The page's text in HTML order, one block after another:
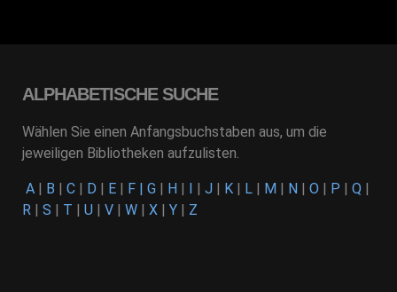
ALPHABETISCHE SUCHE
Wählen Sie einen Anfangsbuchstaben aus, um die
jeweiligen Bibliotheken aufzulisten.
A | B | C | D | E | F | G | H | I | J | K | L | M | N | O | P | Q |
R | S | T | U | V | W | X | Y | Z